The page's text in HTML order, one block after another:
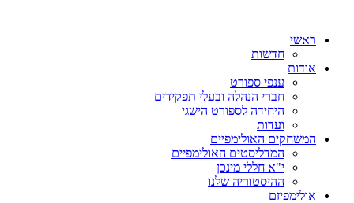
ראשי
חדשות
אודות
ענפי ספורט
חברי הנהלה ובעלי תפקידים
היחידה לספורט הישגי
ועדות
המשחקים האולימפיים
המדליסטים האולימפיים
י"א חללי מינכן
ההיסטוריה שלנו
אולימפיזם